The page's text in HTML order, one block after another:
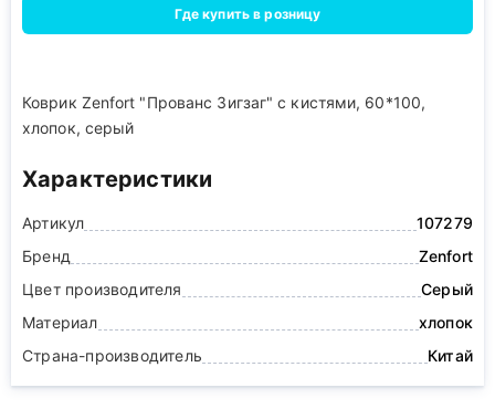
Где купить в розницу
Коврик Zenfort "Прованс Зигзаг" с кистями, 60*100,
хлопок, серый
Характеристики
Артикул
107279
Бренд
Zenfort
Цвет производителя
Серый
Материал
хлопок
Страна-производитель
Китай